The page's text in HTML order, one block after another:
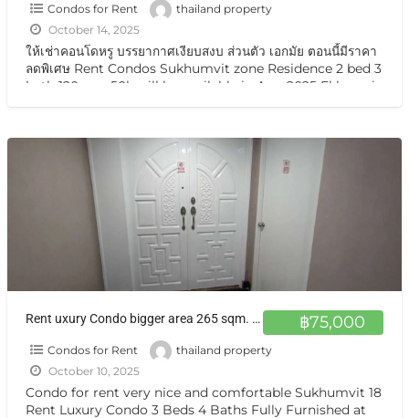
Condos for Rent
thailand property
October 14, 2025
ให้เช่าคอนโดหรู บรรยากาศเงียบสงบ ส่วนตัว เอกมัย ตอนนี้มีราคา
ลดพิเศษ Rent Condos Sukhumvit zone Residence 2 bed 3
bath 120sqm 50k will be available in Aug 2025 Ekkamai
฿75,000
Rent uxury Condo bigger area 265 sqm. fully furnished new Sukhumvit 18 Central Of Bangkok ให้เช่าคอนโดหรู
Condos for Rent
thailand property
October 10, 2025
Condo for rent very nice and comfortable Sukhumvit 18
Rent Luxury Condo 3 Beds 4 Baths Fully Furnished at